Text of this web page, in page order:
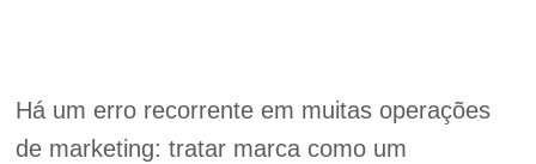
Há um erro recorrente em muitas operações
de marketing: tratar marca como um